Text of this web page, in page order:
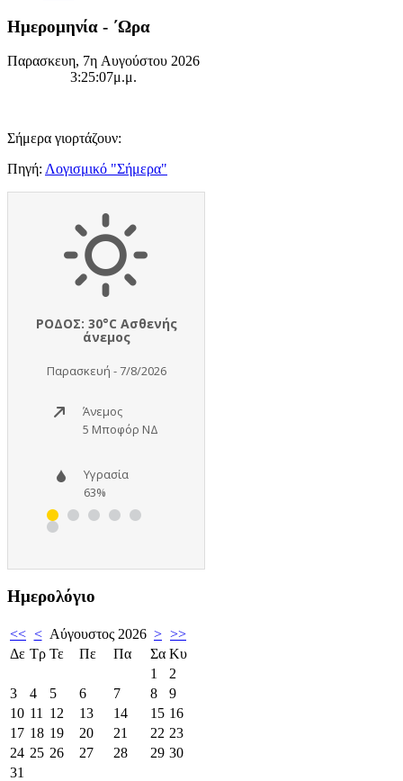
Ημερομηνία - ΄Ωρα
Παρασκευη, 7η Αυγούστου 2026
3:25:07μ.μ.
Σήμερα γιορτάζουν:
Πηγή: Λογισμικό "Σήμερα"
Ημερολόγιο
<< < Αύγουστος 2026 > >>
Δε Τρ Τε Πε Πα Σα Κυ
1
2
3
4 5 6 7 8
9
10 11 12 13 14 15 16
17 18 19 20 21 22 23
24 25 26 27 28 29 30
31